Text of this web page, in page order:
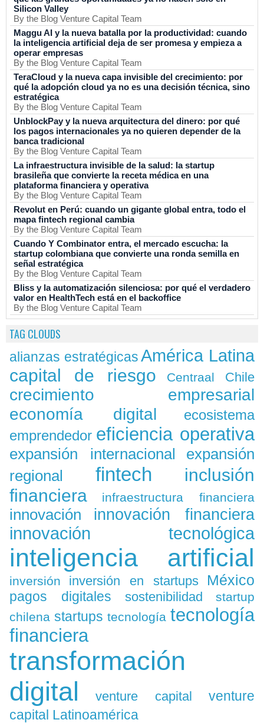
Silicon Valley
By the Blog Venture Capital Team
Maggu AI y la nueva batalla por la productividad: cuando
la inteligencia artificial deja de ser promesa y empieza a
operar empresas
By the Blog Venture Capital Team
TeraCloud y la nueva capa invisible del crecimiento: por
qué la adopción cloud ya no es una decisión técnica, sino
estratégica
By the Blog Venture Capital Team
UnblockPay y la nueva arquitectura del dinero: por qué
los pagos internacionales ya no quieren depender de la
banca tradicional
By the Blog Venture Capital Team
La infraestructura invisible de la salud: la startup
brasileña que convierte la receta médica en una
plataforma financiera y operativa
By the Blog Venture Capital Team
Revolut en Perú: cuando un gigante global entra, todo el
mapa fintech regional cambia
By the Blog Venture Capital Team
Cuando Y Combinator entra, el mercado escucha: la
startup colombiana que convierte una ronda semilla en
señal estratégica
By the Blog Venture Capital Team
Bliss y la automatización silenciosa: por qué el verdadero
valor en HealthTech está en el backoffice
By the Blog Venture Capital Team
TAG CLOUDS
alianzas estratégicas América Latina
capital de riesgo Centraal Chile
crecimiento empresarial
economía digital
ecosistema
emprendedor eficiencia operativa
expansión internacional
expansión
regional
fintech
inclusión
financiera
infraestructura financiera
innovación innovación financiera
innovación tecnológica
inteligencia artificial
inversión inversión en startups México
pagos digitales sostenibilidad
startup
chilena startups tecnología tecnología
financiera
transformación
digital
venture capital
venture
capital Latinoamérica